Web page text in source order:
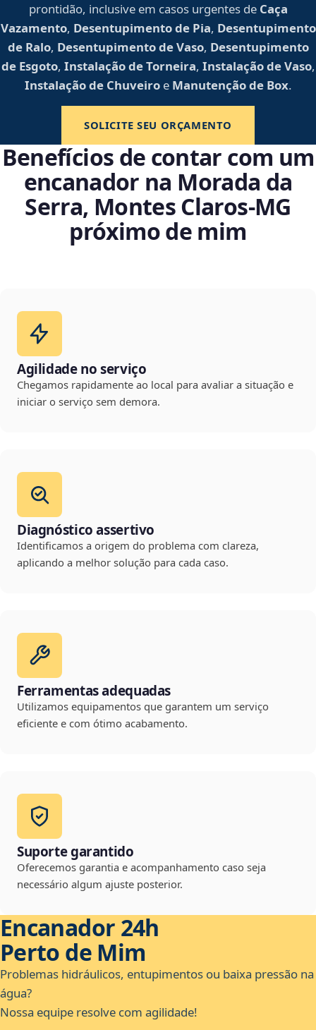
prontidão, inclusive em casos urgentes de Caça
Vazamento, Desentupimento de Pia, Desentupimento
de Ralo, Desentupimento de Vaso, Desentupimento
de Esgoto, Instalação de Torneira, Instalação de Vaso,
Instalação de Chuveiroe Manutenção de Box.
SOLICITE SEU ORÇAMENTO
Benefícios de contar com um
encanador na Morada da
Serra, Montes Claros‑MG
próximo de mim
Agilidade no serviço
Chegamos rapidamente ao local para avaliar a situação e
iniciar o serviço sem demora.
Diagnóstico assertivo
Identificamos a origem do problema com clareza,
aplicando a melhor solução para cada caso.
Ferramentas adequadas
Utilizamos equipamentos que garantem um serviço
eficiente e com ótimo acabamento.
Suporte garantido
Oferecemos garantia e acompanhamento caso seja
necessário algum ajuste posterior.
Encanador 24h
Perto de Mim
Problemas hidráulicos, entupimentos ou baixa pressão na
água?
Nossa equipe resolve com agilidade!